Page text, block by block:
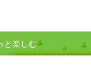
と楽しむ